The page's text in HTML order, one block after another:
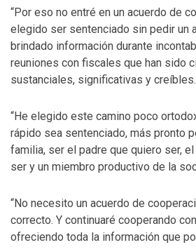
“Por eso no entré en un acuerdo de
elegido ser sentenciado sin pedir un
brindado información durante
reuniones con fiscales que han sido
sustanciales, significativas y creíbles.
“He elegido este camino poco
rápido sea sentenciado, más pronto
familia, ser el padre que quiero ser,
ser y un miembro productivo de la
“No necesito un acuerdo de
correcto. Y continuaré cooperando
ofreciendo toda la información que